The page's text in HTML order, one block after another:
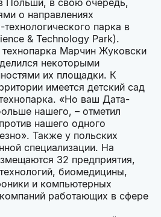
о направлениях
технологического парка в
& Technology Park).
Марчин Жуковски
некоторыми
их площадки. К
имеется детский сад
«Но ваш Дата-
нашего, – отметил
нашего одного
Также у польских
специализации. На
32 предприятия,
биомедицины,
и компьютерных
работающих в сфере